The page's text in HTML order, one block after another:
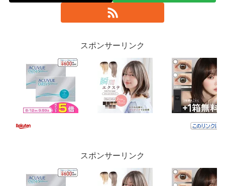
スポンサーリンク
スポンサーリンク